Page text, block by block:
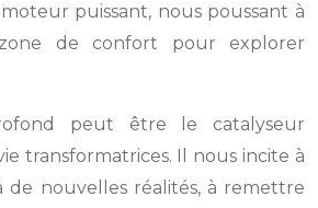
puissant, nous poussant à
de confort pour explorer
peut être le catalyseur
transformatrices. Il nous incite à
de nouvelles réalités, à remettre